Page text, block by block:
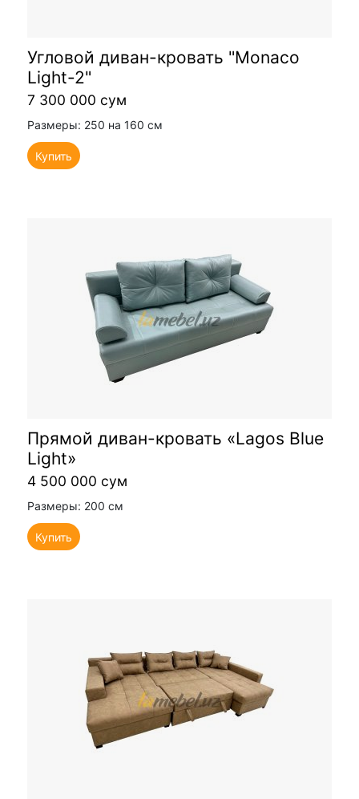
Угловой диван-кровать "Monaco
Light-2"
7 300 000 сум
Размеры: 250 на 160 см
Купить
Прямой диван-кровать «Lagos Blue
Light»
4 500 000 сум
Размеры: 200 см
Купить